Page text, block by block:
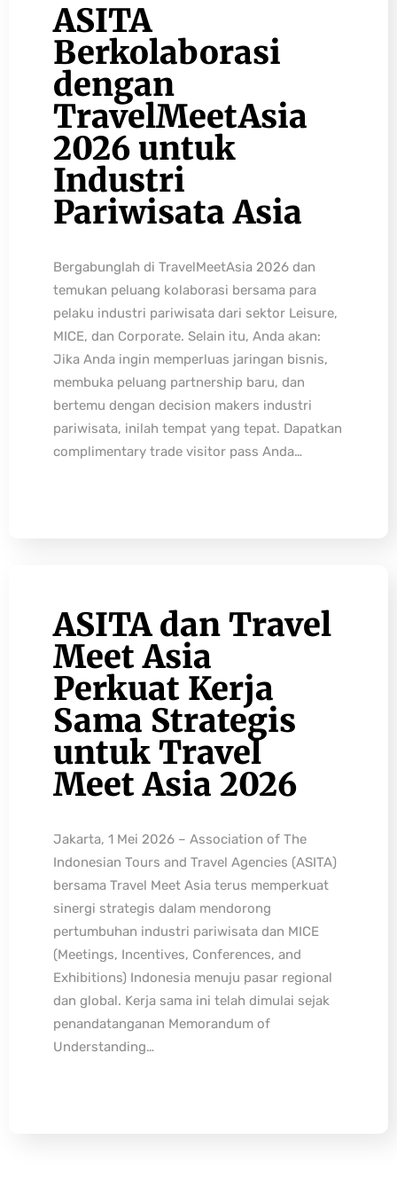
ASITA
Berkolaborasi
dengan
TravelMeetAsia
2026 untuk
Industri
Pariwisata Asia
Bergabunglah di TravelMeetAsia 2026 dan
temukan peluang kolaborasi bersama para
pelaku industri pariwisata dari sektor Leisure,
MICE, dan Corporate. Selain itu, Anda akan:
Jika Anda ingin memperluas jaringan bisnis,
membuka peluang partnership baru, dan
bertemu dengan decision makers industri
pariwisata, inilah tempat yang tepat. Dapatkan
complimentary trade visitor pass Anda…
ASITA dan Travel
Meet Asia
Perkuat Kerja
Sama Strategis
untuk Travel
Meet Asia 2026
Jakarta, 1 Mei 2026 – Association of The
Indonesian Tours and Travel Agencies (ASITA)
bersama Travel Meet Asia terus memperkuat
sinergi strategis dalam mendorong
pertumbuhan industri pariwisata dan MICE
(Meetings, Incentives, Conferences, and
Exhibitions) Indonesia menuju pasar regional
dan global. Kerja sama ini telah dimulai sejak
penandatanganan Memorandum of
Understanding…